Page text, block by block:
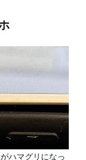
ハマグリになっ